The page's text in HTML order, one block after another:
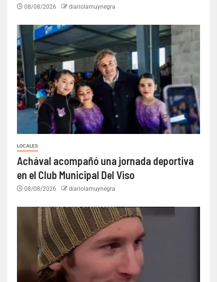
08/08/2026 diariolamuynegra
LOCALES
Achával acompañó una jornada deportiva
en el Club Municipal Del Viso
08/08/2026 diariolamuynegra